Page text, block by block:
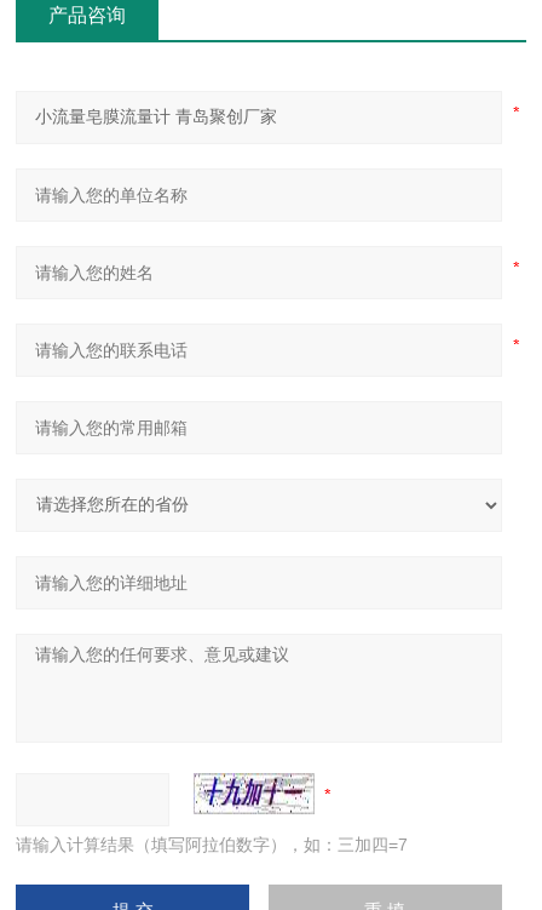
产品咨询
请输入计算结果（填写阿拉伯数字），如：三加四=7